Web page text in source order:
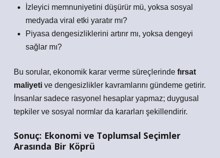
İzleyici memnuniyetini düşürür mü, yoksa sosyal
medyada viral etki yaratır mı?
Piyasa dengesizliklerini artırır mı, yoksa dengeyi
sağlar mı?
Bu sorular, ekonomik karar verme süreçlerinde fırsat
maliyeti ve dengesizlikler kavramlarını gündeme getirir.
İnsanlar sadece rasyonel hesaplar yapmaz; duygusal
tepkiler ve sosyal normlar da kararları şekillendirir.
Sonuç: Ekonomi ve Toplumsal Seçimler
Arasında Bir Köprü